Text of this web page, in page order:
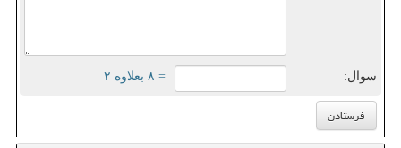
سوال: = ۸ بعلاوه ۲